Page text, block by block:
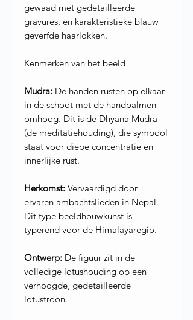
gewaad met gedetailleerde
gravures, en karakteristieke blauw
geverfde haarlokken.
Kenmerken van het beeld
Mudra: De handen rusten op elkaar
in de schoot met de handpalmen
omhoog. Dit is de Dhyana Mudra
(de meditatiehouding), die symbool
staat voor diepe concentratie en
innerlijke rust.
Herkomst: Vervaardigd door
ervaren ambachtslieden in Nepal.
Dit type beeldhouwkunst is
typerend voor de Himalayaregio.
Ontwerp: De figuur zit in de
volledige lotushouding op een
verhoogde, gedetailleerde
lotustroon.